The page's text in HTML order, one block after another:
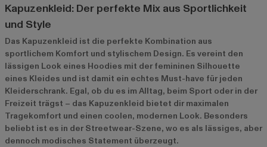
Kapuzenkleid: Der perfekte Mix aus Sportlichkeit
und Style
Das Kapuzenkleid ist die perfekte Kombination aus
sportlichem Komfort und stylischem Design. Es vereint den
lässigen Look eines Hoodies mit der femininen Silhouette
eines Kleides und ist damit ein echtes Must-have für jeden
Kleiderschrank. Egal, ob du es im Alltag, beim Sport oder in der
Freizeit trägst – das Kapuzenkleid bietet dir maximalen
Tragekomfort und einen coolen, modernen Look. Besonders
beliebt ist es in der Streetwear-Szene, wo es als lässiges, aber
dennoch modisches Statement überzeugt.